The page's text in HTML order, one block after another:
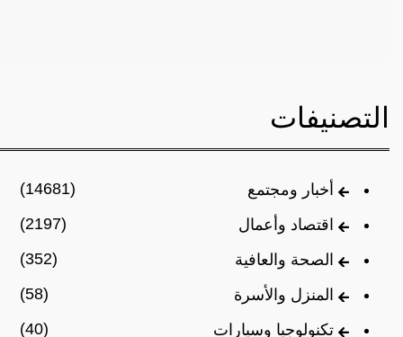
التصنيفات
أخبار ومجتمع
(14681)
اقتصاد وأعمال
(2197)
الصحة والعافية
(352)
المنزل والأسرة
(58)
تكنولوجيا وسيارات
(40)